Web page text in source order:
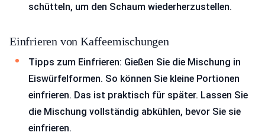
schütteln, um den Schaum wiederherzustellen.
Einfrieren von Kaffeemischungen
Tipps zum Einfrieren: Gießen Sie die Mischung in
Eiswürfelformen. So können Sie kleine Portionen
einfrieren. Das ist praktisch für später. Lassen Sie
die Mischung vollständig abkühlen, bevor Sie sie
einfrieren.